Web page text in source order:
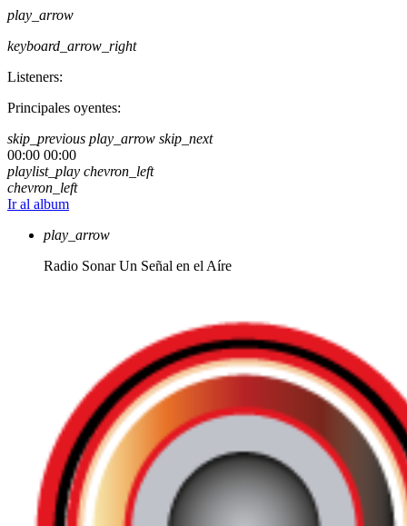
play_arrow
keyboard_arrow_right
Listeners:
Principales oyentes:
skip_previous play_arrow skip_next
00:00 00:00
playlist_play chevron_left
chevron_left
Ir al album
play_arrow
Radio Sonar Un Señal en el Aíre